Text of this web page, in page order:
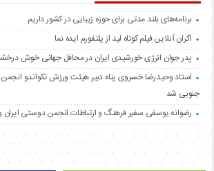
برنامه‌های بلند مدتی برای حوزه زیبایی در کشور داریم
اکران آنلاین فیلم کوتاه لید از پلتفورم ایده نما
پدر جوان انرژی خورشیدی ایران در محافل جهانی خوش
استاد وحیدرضا خسروی پناه دبیر هیئت ورزش تکواندو
جنوبی شد
رضوانه یوسفی سفیر فرهنگ و ارتباطات انجمن دوستی